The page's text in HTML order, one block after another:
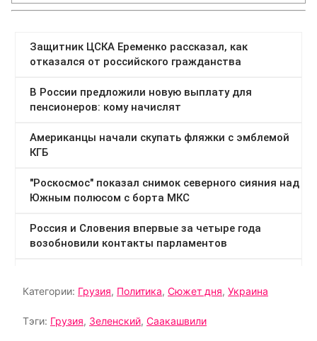
Категории: Грузия, Политика, Сюжет дня, Украина
Тэги: Грузия, Зеленский, Саакашвили